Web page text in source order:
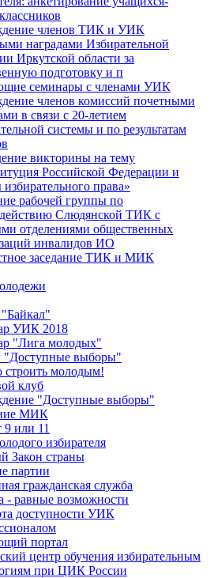
членов ТИК и УИК
наградами Избирательной
Иркутской области за
подготовку и п
семинары с членами УИК
членов комиссий почетными
в связи с 20-летием
системы и по результатам
викторины на тему
Российской Федерации и
права»
рабочей группы по
Слюдянской ТИК с
отделениями общественных
инвалидов ИО
заседание ТИК и МИК
УИК 2018
"Лига молодых"
"Доступные выборы"
строить молодым!
клуб
"Доступные выборы"
МИК
9 или 11
избирателя
Закон страны
партии
гражданская служба
- равные возможности
доступности УИК
портал
центр обучения избирательным
при ЦИК России